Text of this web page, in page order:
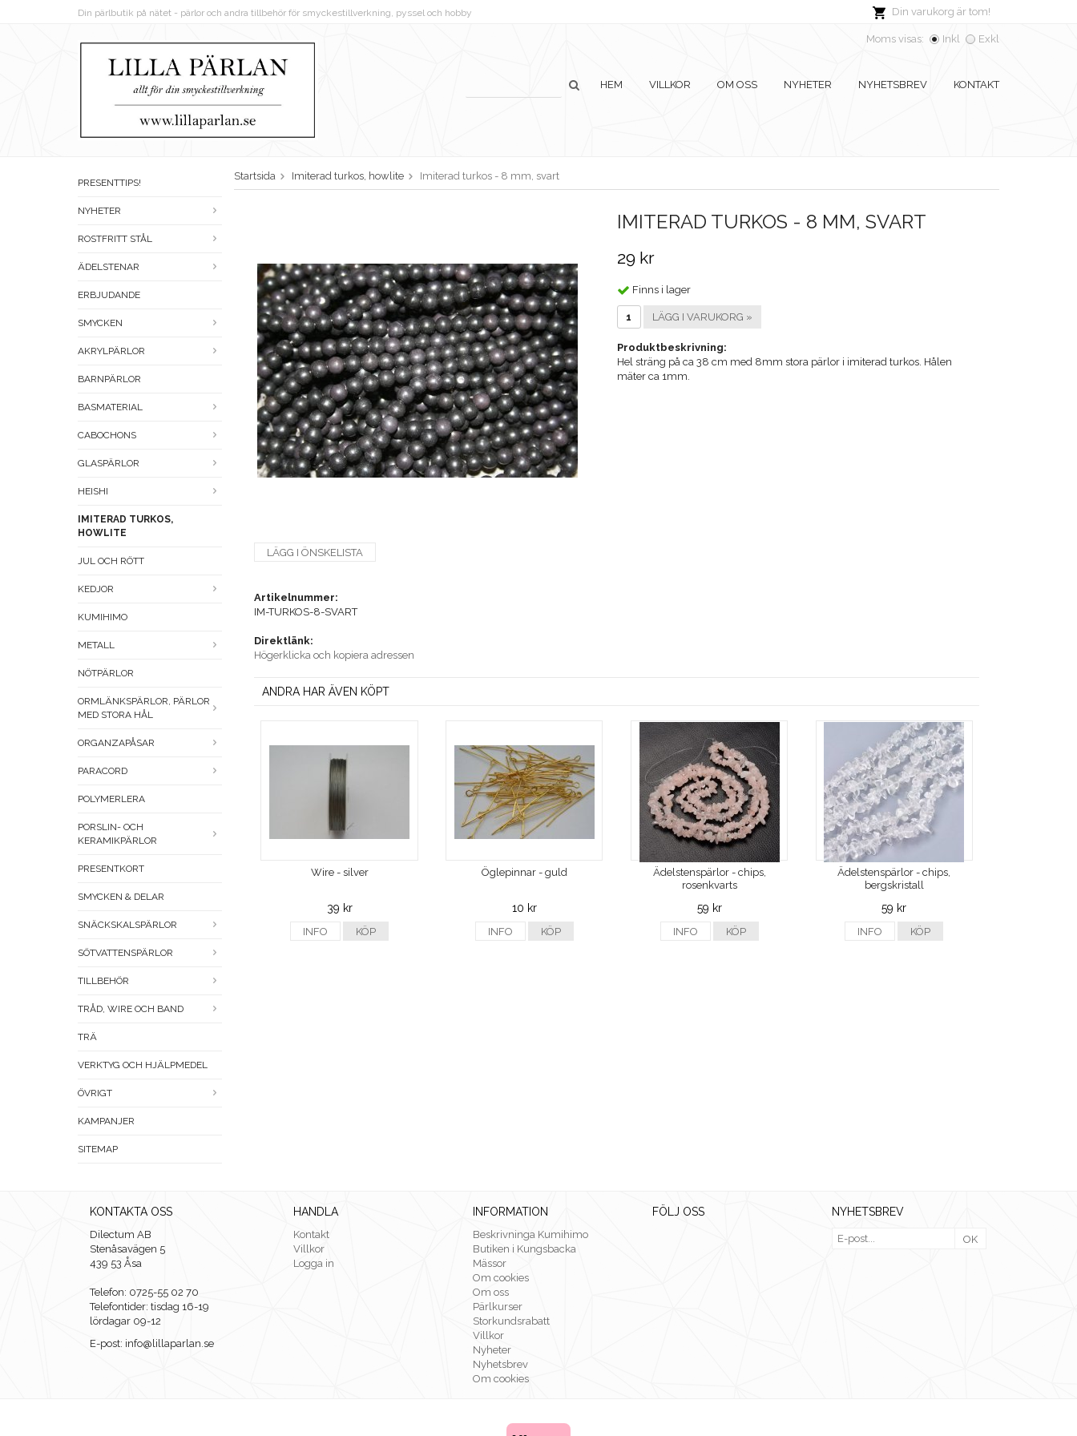
Din varukorg är tom!
Din pärlbutik på nätet - pärlor och andra tillbehör för smyckestillverkning, pyssel och hobby
Moms visas: Inkl Exkl
HEM VILLKOR OM OSS NYHETER NYHETSBREV KONTAKT
PRESENTTIPS!
NYHETER
ROSTFRITT STÅL
ÄDELSTENAR
ERBJUDANDE
SMYCKEN
AKRYLPÄRLOR
BARNPÄRLOR
BASMATERIAL
CABOCHONS
GLASPÄRLOR
HEISHI
IMITERAD TURKOS,
HOWLITE
JUL OCH RÖTT
KEDJOR
KUMIHIMO
METALL
NÖTPÄRLOR
ORMLÄNKSPÄRLOR, PÄRLOR
MED STORA HÅL
ORGANZAPÅSAR
PARACORD
POLYMERLERA
PORSLIN- OCH
KERAMIKPÄRLOR
PRESENTKORT
SMYCKEN & DELAR
SNÄCKSKALSPÄRLOR
SÖTVATTENSPÄRLOR
TILLBEHÖR
TRÅD, WIRE OCH BAND
TRÄ
VERKTYG OCH HJÄLPMEDEL
ÖVRIGT
KAMPANJER
SITEMAP
Startsida Imiterad turkos, howlite Imiterad turkos - 8 mm, svart
IMITERAD TURKOS - 8 MM, SVART
29 kr
Finns i lager
LÄGG I VARUKORG »
Produktbeskrivning:
Hel sträng på ca 38 cm med 8mm stora pärlor i imiterad turkos. Hålen
mäter ca 1mm.
LÄGG I ÖNSKELISTA
Artikelnummer:
IM-TURKOS-8-SVART
Direktlänk:
Högerklicka och kopiera adressen
ANDRA HAR ÄVEN KÖPT
Wire - silver
39 kr
INFO KÖP
Öglepinnar - guld
10 kr
INFO KÖP
Ädelstenspärlor - chips,
rosenkvarts
59 kr
INFO KÖP
Ädelstenspärlor - chips,
bergskristall
59 kr
INFO KÖP
KONTAKTA OSS
Dilectum AB
Stenåsavägen 5
439 53 Åsa
Telefon: 0725-55 02 70
Telefontider: tisdag 16-19
lördagar 09-12
E-post: info@lillaparlan.se
HANDLA
Kontakt
Villkor
Logga in
INFORMATION
Beskrivninga Kumihimo
Butiken i Kungsbacka
Mässor
Om cookies
Om oss
Pärlkurser
Storkundsrabatt
Villkor
Nyheter
Nyhetsbrev
Om cookies
FÖLJ OSS NYHETSBREV
OK